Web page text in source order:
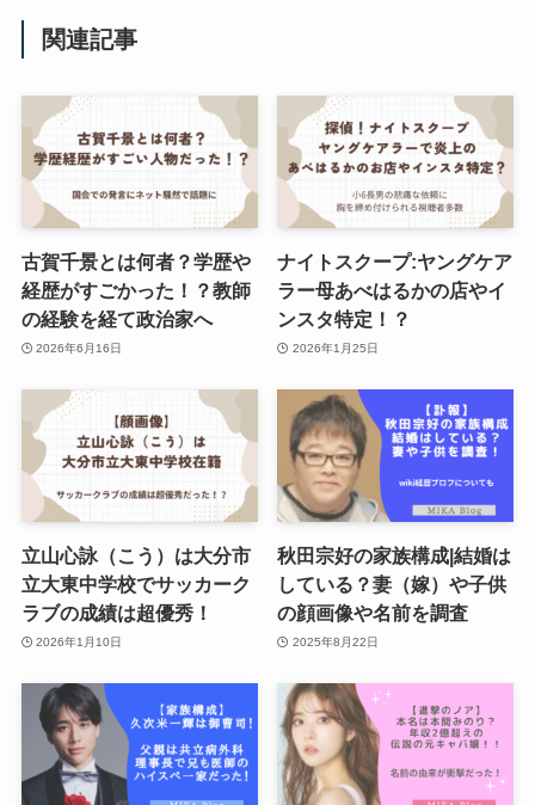
関連記事
古賀千景とは何者？学歴や
経歴がすごかった！？教師
の経験を経て政治家へ
2026年6月16日
ナイトスクープ:ヤングケア
ラー母あべはるかの店やイ
ンスタ特定！？
2026年1月25日
立山心詠（こう）は大分市
立大東中学校でサッカーク
ラブの成績は超優秀！
2026年1月10日
秋田宗好の家族構成|結婚は
している？妻（嫁）や子供
の顔画像や名前を調査
2025年8月22日